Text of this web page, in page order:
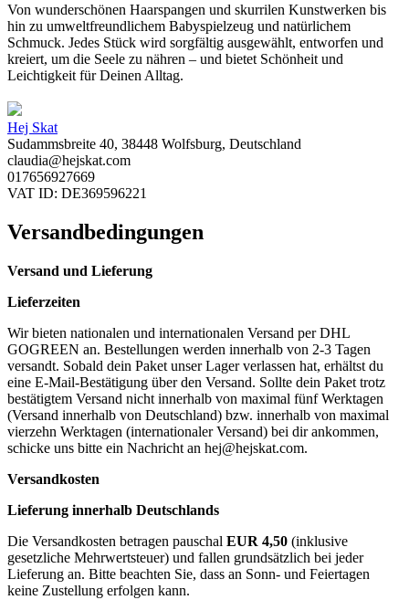
Von wunderschönen Haarspangen und skurrilen Kunstwerken bis
hin zu umweltfreundlichem Babyspielzeug und natürlichem
Schmuck. Jedes Stück wird sorgfältig ausgewählt, entworfen und
kreiert, um die Seele zu nähren – und bietet Schönheit und
Leichtigkeit für Deinen Alltag.
Hej Skat
Sudammsbreite 40, 38448 Wolfsburg, Deutschland
claudia@hejskat.com
017656927669
VAT ID: DE369596221
Versandbedingungen
Versand und Lieferung
Lieferzeiten
Wir bieten nationalen und internationalen Versand per DHL
GOGREEN an. Bestellungen werden innerhalb von 2-3 Tagen
versandt. Sobald dein Paket unser Lager verlassen hat, erhältst du
eine E-Mail-Bestätigung über den Versand. Sollte dein Paket trotz
bestätigtem Versand nicht innerhalb von maximal fünf Werktagen
(Versand innerhalb von Deutschland) bzw. innerhalb von maximal
vierzehn Werktagen (internationaler Versand) bei dir ankommen,
schicke uns bitte ein Nachricht an hej@hejskat.com.
Versandkosten
Lieferung innerhalb Deutschlands
Die Versandkosten betragen pauschal EUR 4,50 (inklusive
gesetzliche Mehrwertsteuer) und fallen grundsätzlich bei jeder
Lieferung an. Bitte beachten Sie, dass an Sonn- und Feiertagen
keine Zustellung erfolgen kann.